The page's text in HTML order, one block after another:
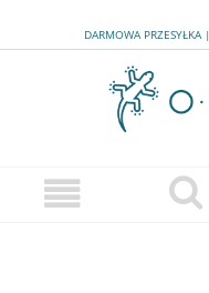
DARMOWA PRZESYŁKA|